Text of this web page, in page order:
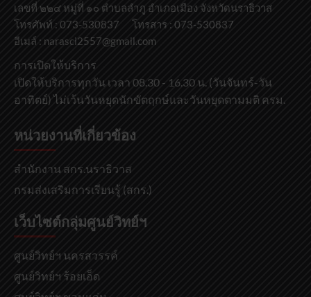
เลขที่ ๒๒๔ หมู่ที่ ๑๐ ตำบลลำภู อำเภอเมือง จังหวัดนราธิวาส
โทรศัพท์ : 073-530837 โทรสาร : 073-530837
อีเมล์ : narasci2557@gmail.com
การเปิดให้บริการ
เปิดให้บริการทุกวัน เวลา 08.30 - 16.30 น. (วันจันทร์-วัน
อาทิตย์) ไม่เว้นวันหยุดนักขัตฤกษ์และวันหยุดตามมติ ครม.
หน่วยงานที่เกี่ยวข้อง
สำนักงาน สกร.นราธิวาส
กรมส่งเสริมการเรียนรู้ (สกร.)
เว็บไซต์กลุ่มศูนย์วิทย์ฯ
ศูนย์วิทย์ฯ นครสวรรค์
ศูนย์วิทย์ฯ ร้อยเอ็ด